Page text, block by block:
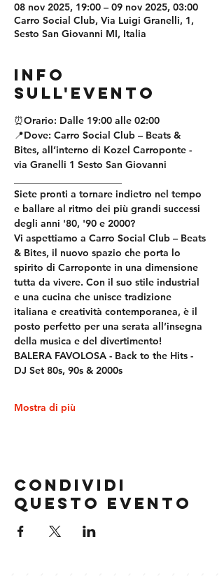
08 nov 2025, 19:00 – 09 nov 2025, 03:00
Carro Social Club, Via Luigi Granelli, 1,
Sesto San Giovanni MI, Italia
Info
sull'evento
⏰Orario: Dalle 19:00 alle 02:00
📍Dove: Carro Social Club – Beats &
Bites, all’interno di Kozel Carroponte -
via Granelli 1 Sesto San Giovanni
Siete pronti a tornare indietro nel tempo
e ballare al ritmo dei più grandi successi
degli anni '80, '90 e 2000?
Vi aspettiamo a Carro Social Club – Beats
& Bites, il nuovo spazio che porta lo
spirito di Carroponte in una dimensione
tutta da vivere. Con il suo stile industrial
e una cucina che unisce tradizione
italiana e creatività contemporanea, è il
posto perfetto per una serata all’insegna
della musica e del divertimento!
BALERA FAVOLOSA - Back to the Hits -
DJ Set 80s, 90s & 2000s
Mostra di più
Condividi
questo evento